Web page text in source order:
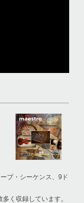
ブ・シーケンス、9ド
く収録しています。